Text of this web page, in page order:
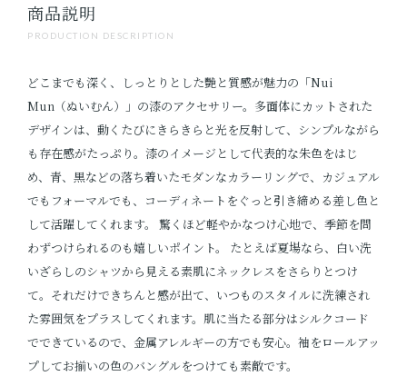
PRODUCTION DESCRIPTION
商品説明
どこまでも深く、しっとりとした艷と質感が魅力の「Nui
Mun（ぬいむん）」の漆のアクセサリー。多面体にカットされた
デザインは、動くたびにきらきらと光を反射して、シンプルながら
も存在感がたっぷり。漆のイメージとして代表的な朱色をはじ
め、青、黒などの落ち着いたモダンなカラーリングで、カジュアル
でもフォーマルでも、コーディネートをぐっと引き締める差し色と
して活躍してくれます。 驚くほど軽やかなつけ心地で、季節を問
わずつけられるのも嬉しいポイント。 たとえば夏場なら、白い洗
いざらしのシャツから見える素肌にネックレスをさらりとつけ
て。それだけできちんと感が出て、いつものスタイルに洗練され
た雰囲気をプラスしてくれます。肌に当たる部分はシルクコード
でできているので、金属アレルギーの方でも安心。袖をロールアッ
プしてお揃いの色のバングルをつけても素敵です。